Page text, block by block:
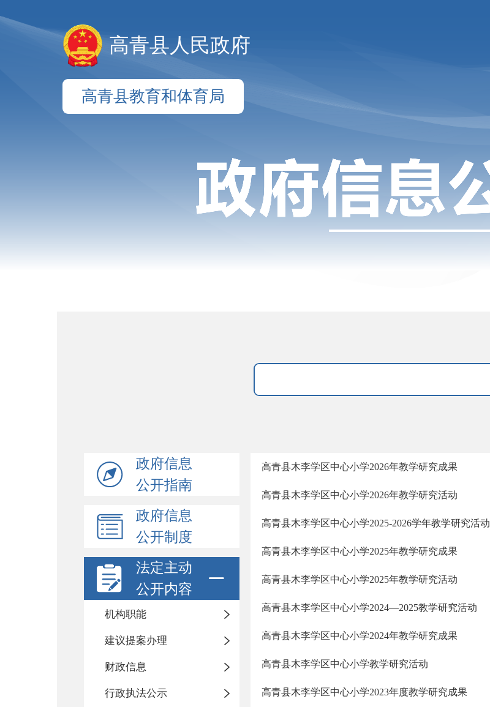
高青县人民政府
高青县教育和体育局
政府信息
公开指南
政府信息
公开制度
法定主动
公开内容
机构职能
建议提案办理
财政信息
行政执法公示
高青县木李学区中心小学2026年教学研究成果
高青县木李学区中心小学2026年教学研究活动
高青县木李学区中心小学2025-2026学年教学研究活动
高青县木李学区中心小学2025年教学研究成果
高青县木李学区中心小学2025年教学研究活动
高青县木李学区中心小学2024—2025教学研究活动
高青县木李学区中心小学2024年教学研究成果
高青县木李学区中心小学教学研究活动
高青县木李学区中心小学2023年度教学研究成果